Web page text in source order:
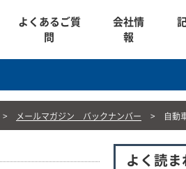
よくあるご質
問
会社情
報
メールマガジン バックナンバー 自動
よく読ま